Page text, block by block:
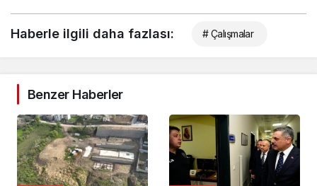
Haberle ilgili daha fazlası: # Çalışmalar
Benzer Haberler